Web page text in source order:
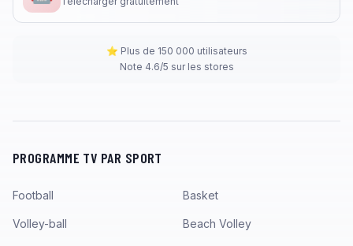
⭐ Plus de 150 000 utilisateurs
Note 4.6/5 sur les stores
PROGRAMME TV PAR SPORT
Football Basket
Volley-ball Beach Volley